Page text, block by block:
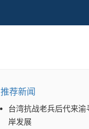
推荐新闻
台湾抗战老兵后代来
岸发展